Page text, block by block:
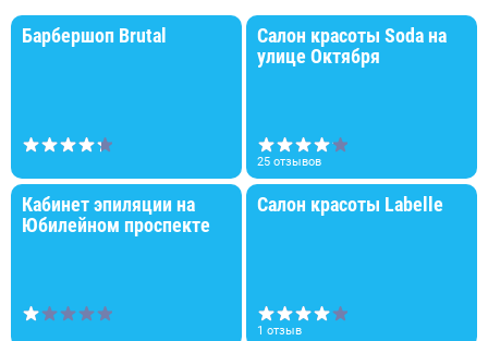
Барбершоп Brutal
Салон красоты Soda на
улице Октября
25 отзывов
Кабинет эпиляции на
Юбилейном проспекте
Салон красоты Labelle
1 отзыв